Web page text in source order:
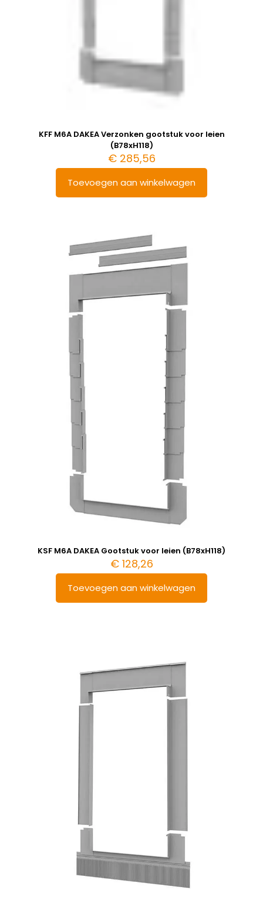
KFF M6A DAKEA Verzonken gootstuk voor leien
(B78xH118)
€285,56
Toevoegen aan winkelwagen
KSF M6A DAKEA Gootstuk voor leien (B78xH118)
€128,26
Toevoegen aan winkelwagen